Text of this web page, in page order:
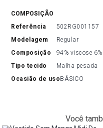
COMPOSIÇÃO
referência
502RG001157
modelagem
Regular
composição
94% viscose
tipo tecido
Malha pesada
ocasião de usoBÁSICO
Você